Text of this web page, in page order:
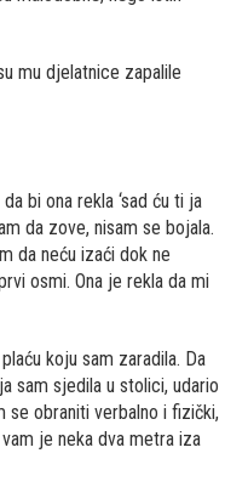
mu djelatnice zapalile
bi ona rekla ‘sad ću ti ja
da zove, nisam se bojala.
da neću izaći dok ne
osmi. Ona je rekla da mi
koju sam zaradila. Da
sam sjedila u stolici, udario
se obraniti verbalno i fizički,
je neka dva metra iza